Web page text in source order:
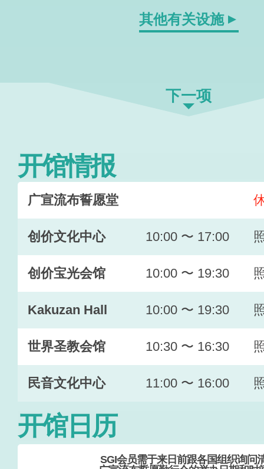
其他有关设施
下一项
开馆情报
广宣流布誓愿堂
创价文化中心 10:00 〜 17:00
创价宝光会馆 10:00 〜 19:30
Kakuzan Hall 10:00 〜 19:30
世界圣教会馆 10:30 〜 16:30
民音文化中心 11:00 〜 16:00
开馆日历
SGI会员需于来日前跟各国组织询问